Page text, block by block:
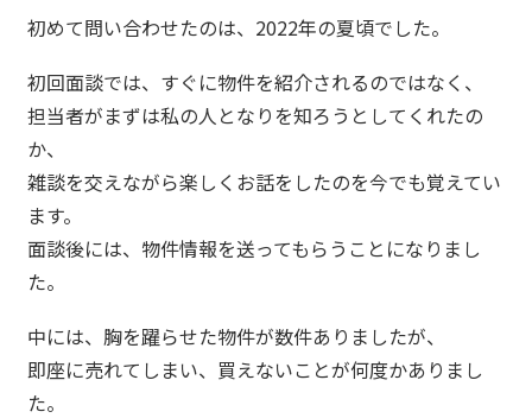
初めて問い合わせたのは、2022年の夏頃でした。
初回面談では、すぐに物件を紹介されるのではなく、
担当者がまずは私の人となりを知ろうとしてくれたの
か、
雑談を交えながら楽しくお話をしたのを今でも覚えてい
ます。
面談後には、物件情報を送ってもらうことになりまし
た。
中には、胸を躍らせた物件が数件ありましたが、
即座に売れてしまい、買えないことが何度かありまし
た。